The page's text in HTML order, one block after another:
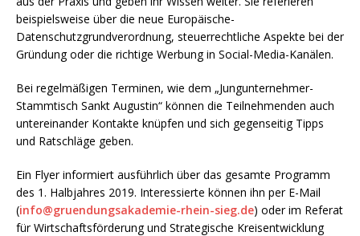
beispielsweise über die neue Europäische-
Datenschutzgrundverordnung, steuerrechtliche Aspekte bei der
Gründung oder die richtige Werbung in Social-Media-Kanälen.
Bei regelmäßigen Terminen, wie dem „Jungunternehmer-
Stammtisch Sankt Augustin“ können die Teilnehmenden auch
untereinander Kontakte knüpfen und sich gegenseitig Tipps
und Ratschläge geben.
Ein Flyer informiert ausführlich über das gesamte Programm
des 1. Halbjahres 2019. Interessierte können ihn per E-Mail
(info@gruendungsakademie-rhein-sieg.de) oder im Referat
für Wirtschaftsförderung und Strategische Kreisentwicklung